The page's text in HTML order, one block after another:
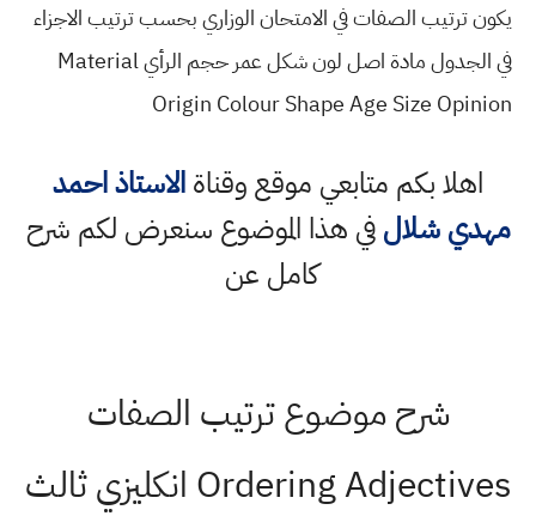
يكون ترتيب الصفات في الامتحان الوزاري بحسب ترتيب الاجزاء
في الجدول مادة اصل لون شكل عمر حجم الرأي Material
Origin Colour Shape Age Size Opinion
اهلا بكم متابعي موقع وقناةالاستاذ احمد
مهدي شلالفي هذا الموضوع سنعرض لكم شرح
كامل عن
شرح موضوع ترتيب الصفات
Ordering Adjectives انكليزي ثالث